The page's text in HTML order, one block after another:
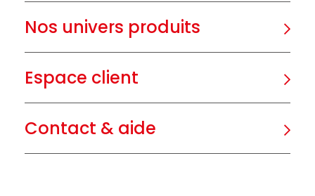
Nos univers produits
Espace client
Contact & aide